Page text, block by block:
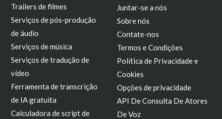
Trailers de filmes
Serviços de pós-produção
de áudio
Serviços de música
Serviços de tradução de
vídeo
Ferramenta de transcrição
de IA gratuita
Calculadora de script de
Juntar-se a nós
Sobre nós
Contate-nos
Termos e Condições
Política de Privacidade e
Cookies
Opções de privacidade
API De Consulta De Atores
De Voz